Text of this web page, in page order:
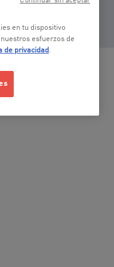
en tu dispositivo
esfuerzos de
de privacidad .